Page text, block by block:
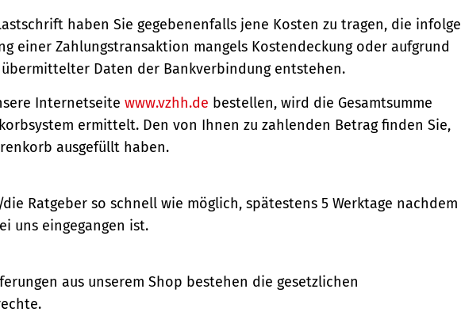
haben Sie gegebenenfalls jene Kosten zu tragen, die infolge
einer Zahlungstransaktion mangels Kostendeckung oder aufgrund
Daten der Bankverbindung entstehen.
Internetseite www.vzhh.de bestellen, wird die Gesamtsumme
ermittelt. Den von Ihnen zu zahlenden Betrag finden Sie,
ausgefüllt haben.
Ratgeber so schnell wie möglich, spätestens 5 Werktage nachdem
uns eingegangen ist.
aus unserem Shop bestehen die gesetzlichen